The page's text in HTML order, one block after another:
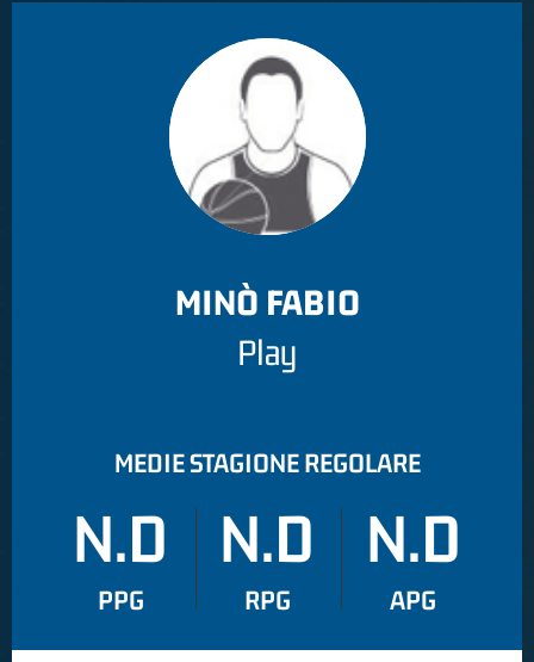
MINÒ FABIO
Play
MEDIE STAGIONE REGOLARE
N.D
PPG
N.D
RPG
N.D
APG